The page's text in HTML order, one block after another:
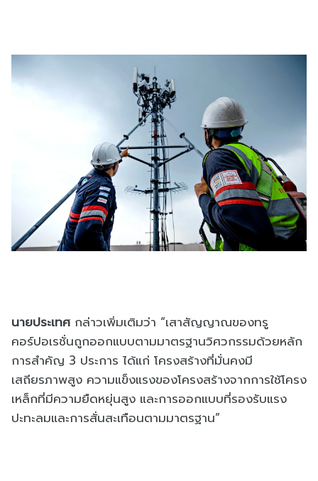
นายประเทศกล่าวเพิ่มเติมว่า “เสาสัญญาณของทรู
คอร์ปอเรชั่นถูกออกแบบตามมาตรฐานวิศวกรรมด้วยหลัก
การสำคัญ 3 ประการ ได้แก่ โครงสร้างที่มั่นคงมี
เสถียรภาพสูง ความแข็งแรงของโครงสร้างจากการใช้โครง
เหล็กที่มีความยืดหยุ่นสูง และการออกแบบที่รองรับแรง
ปะทะลมและการสั่นสะเทือนตามมาตรฐาน”